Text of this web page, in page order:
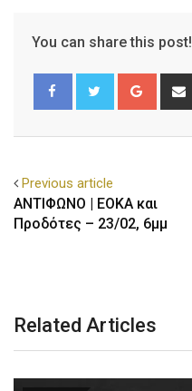
You can share this post!
Previous article
ΑΝΤΙΦΩΝΟ | ΕΟΚΑ και
Προδότες – 23/02, 6μμ
Related Articles